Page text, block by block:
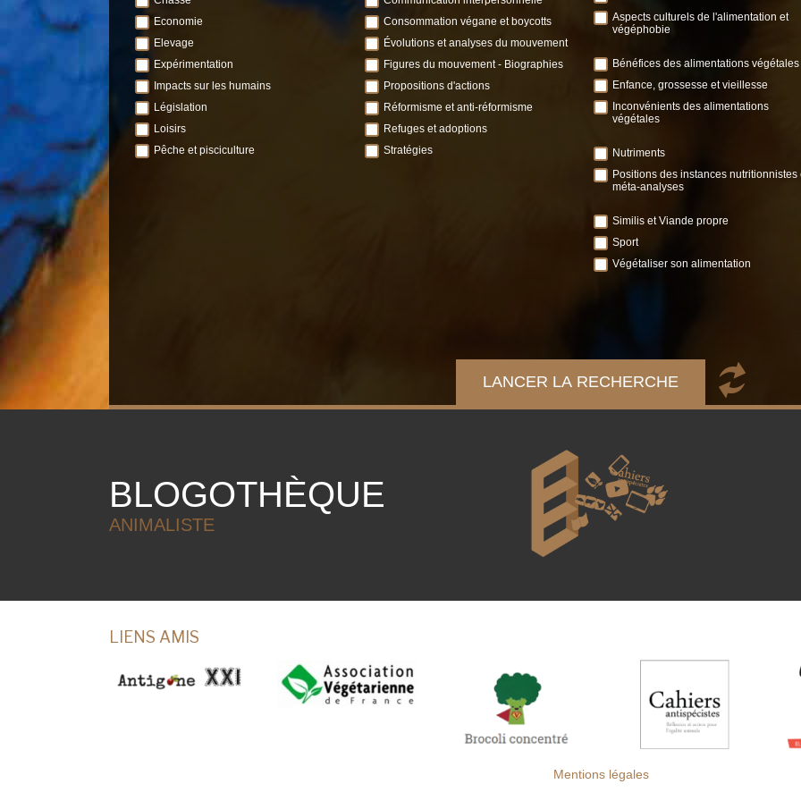
Economie
Elevage
Expérimentation
Impacts sur les humains
Législation
Loisirs
Pêche et pisciculture
Consommation végane et boycotts
Évolutions et analyses du mouvement
Figures du mouvement - Biographies
Propositions d'actions
Réformisme et anti-réformisme
Refuges et adoptions
Stratégies
Aspects culturels de l'alimentation et
végéphobie
Bénéfices des alimentations végétales
Enfance, grossesse et vieillesse
Inconvénients des alimentations
végétales
Nutriments
Positions des instances nutritionnistes
méta-analyses
Similis et Viande propre
Sport
Végétaliser son alimentation
LANCER LA RECHERCHE
BLOGOTHÈQUE
ANIMALISTE
LIENS AMIS
Mentions légales